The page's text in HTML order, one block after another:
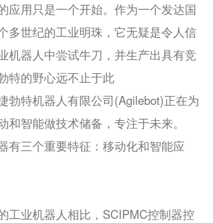
用只是一个开始。作为一个发达国
多世纪的工业明珠，它无疑是令人信
机器人中尝试牛刀，并生产出具有竞
特的野心远不止于此
特机器人有限公司(Agilebot)正在为
和智能做技术储备，专注于未来。
三个重要特征：移动化和智能应
业机器人相比，SCIPMC控制器控